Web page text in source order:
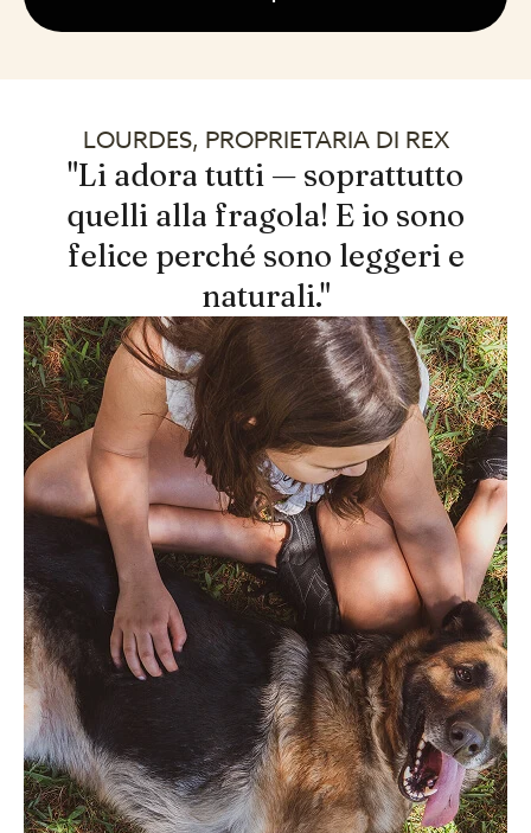
LOURDES, PROPRIETARIA DI REX
"Li adora tutti — soprattutto
quelli alla fragola! E io sono
felice perché sono leggeri e
naturali."